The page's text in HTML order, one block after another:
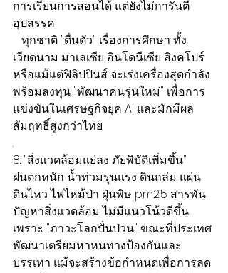
การเรียนการสอนได้ แต่ยังไม่การันตี
อุปสรรค
ทุกชาติ "ตื่นตัว" เรื่องการศึกษา ทั้ง
เวียดนาม มาเลเซีย อินโดนีเซีย สิงคโปร์
หรือแม้แต่ฟิลิปปินส์ จะเร่งเครื่องสุดกำลัง
พร้อมลงทุน "พัฒนาคนรุ่นใหม่" เพื่อการ
แข่งขันในเศรษฐกิจยุค AI และมักมีผล
สัมฤทธิ์สูงกว่าไทย
.
8. "สิ่งแวดล้อมแย่ลง ภัยพิบัติเพิ่มขึ้น"
ฝนตกหนัก น้ำท่วมรุนแรง ดินถล่ม แผ่น
ดินไหว ไฟไหม้ป่า ฝุ่นพิษ pm2.5 สารพัน
ปัญหาสิ่งแวดล้อม ไม่มีแนวโน้วดีขึ้น
เพราะ "ภาวะโลกปั่นป่วน" ขณะที่ประเทศ
พัฒนาเตรียมหาหนทางป้องกันและ
บรรเทา แม้จะสร้างข้อกำหนดเพื่อการลด